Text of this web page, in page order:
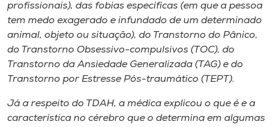
profissionais), das fobias específicas (em que a pessoa
tem medo exagerado e infundado de um determinado
animal, objeto ou situação), do Transtorno do Pânico,
do Transtorno Obsessivo-compulsivos (TOC), do
Transtorno da Ansiedade Generalizada (TAG) e do
Transtorno por Estresse Pós-traumático (TEPT).
Já a respeito do TDAH, a médica explicou o que é e a
característica no cérebro que o determina em algumas